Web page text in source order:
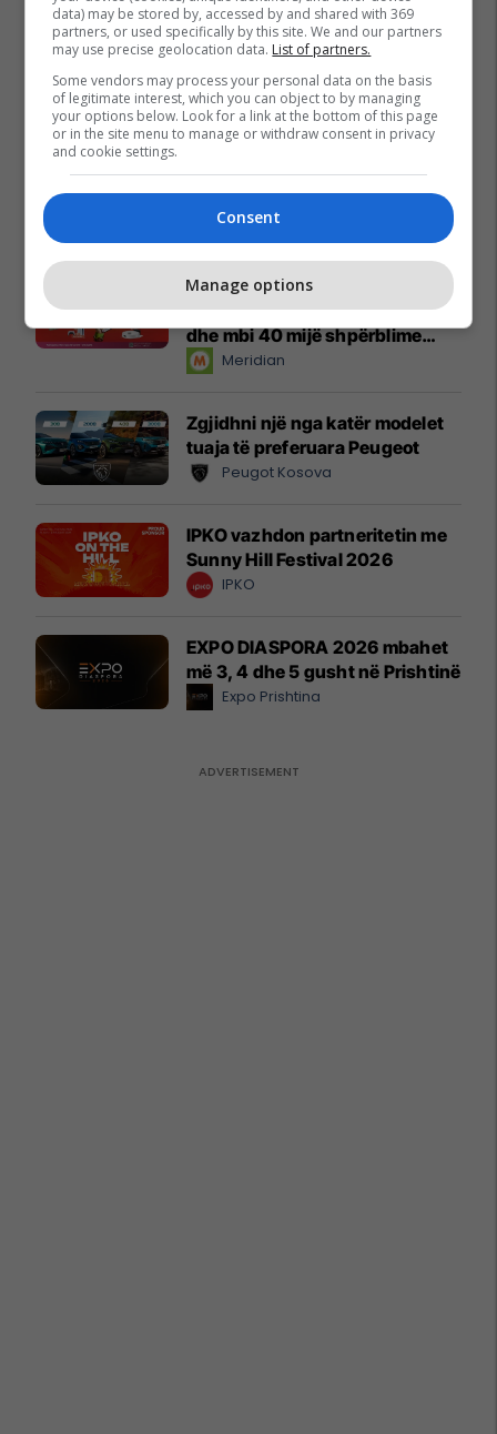
Reklamo këtu
Këtë herë me kartelë
gërvishtëse plotësisht digjitale
dhe mbi 40 mijë shpërblime
instant!Meridian
Zgjidhni një nga katër modelet
tuaja të preferuara Peugeot
Peugot Kosova
IPKO vazhdon partneritetin me
Sunny Hill Festival 2026
IPKO
EXPO DIASPORA 2026 mbahet
më 3, 4 dhe 5 gusht në Prishtinë
Expo Prishtina
data) may be stored by, accessed by and shared with 369
partners, or used specifically by this site. We and our partners
may use precise geolocation data. List of partners.
Some vendors may process your personal data on the basis
of legitimate interest, which you can object to by managing
your options below. Look for a link at the bottom of this page
or in the site menu to manage or withdraw consent in privacy
and cookie settings.
Consent
Manage options